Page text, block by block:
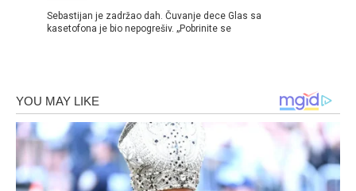
Sebastijan je zadržao dah. Čuvanje dece Glas sa
kasetofona je bio nepogrešiv. „Pobrinite se